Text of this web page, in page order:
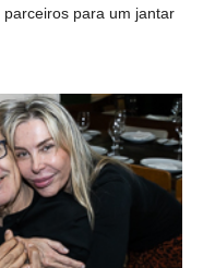
para um jantar